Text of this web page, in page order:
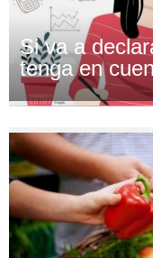
Si va a
tenga en